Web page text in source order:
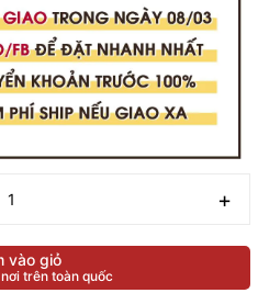
+
vào giỏ
trên toàn quốc